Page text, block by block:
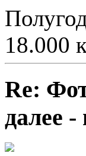
18.000
Re:
далее -